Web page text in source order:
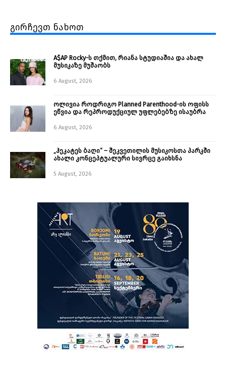
გირჩევთ ნახოთ
A$AP Rocky-ს თქმით, რიანა სტუდიაშია და ახალ
მუსიკაზე მუშაობს
6 August, 2026
ოლივია როდრიგო Planned Parenthood-ის ოფისს
ეწვია და რეპროდუქციულ უფლებებზე ისაუბრა
6 August, 2026
„ჰეკატეს ბაღი“ – შეკვეთილის მუსიკოსთა პარკში
ახალი კონცეპტუალური სივრცე გაიხსნა ￼
5 August, 2026